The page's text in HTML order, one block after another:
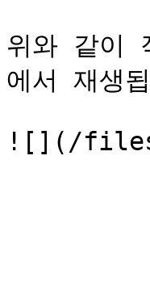
위와 같이
에서 재생